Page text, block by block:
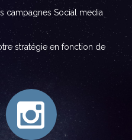
campagnes Social media
stratégie en fonction de